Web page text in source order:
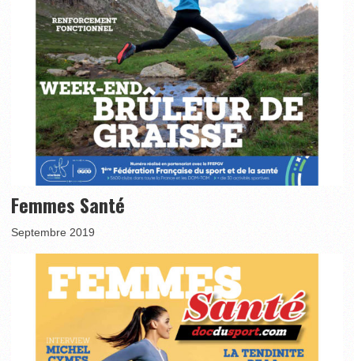
Femmes Santé
Septembre 2019